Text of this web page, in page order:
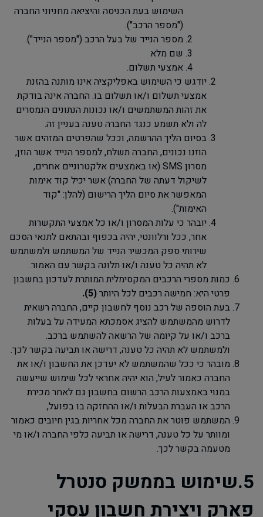
השימוש בעת הכניסה והיציאה מחניוני החברה
("מספר הרכב").
מספר הנייד של בעל הרכב ("מספר הנייד").
שם מלא
אמצעי תשלום.
יודגש כי השימוש באפליקציה אינו מותנה בהזנת
אמצעי תשלום ו/או תשלום בו. החברה אינה בודקת
את זהות המשתמשים ו/או נכונות הנתונים הנמסרים
לה ולא תשמע כנגד החברה טענה בעניין זה.
בסיום הליך ההרשמה, וככל שהפרטים המזהים אשר
הוזנו נכונים, החברה תשלח, למספר הנייד אשר הוזן,
מסרון SMS (או באמצעים אלקטרוניים אחרים,
לשיקול דעתה של החברה) אשר יכיל קוד אימות
המאפשר את סיום הליך הרישום (להלן: "קוד
האימות").
יובהר כי עלות המסרון ו/או כל אמצעי התקשרות
אחר, ככל ורלוונטי, יהיה בכפוף ובהתאם לתנאי הסכם
שירותי ספק המכשיר הנייד של המשתמש ולמשתמש
לא תהיה כל טענה ו/או תלונה בקשר עם האמור.
כמות מספרי הרכבים המקסימלית המותרת לעדכון בחשבון
פרטי היא: חמישה רכבים לכל היותר(5)
.
בעת הוספה של רכב נוסף לחשבון קיים, החברה רשאית
לדרוש מהמשתמש להציג אסמכתא המעידה על בעלות
ברכב ו/או על קיומה של הרשאה להשתמש ברכב.
ולמשתמש לא תהיה כל טענה, דרישה או תביעה בקשר לכך.
מובהר כי ככל שהמשתמש לא יעדכן את החשבון ו/או את
החברה כאמור לעיל, הוא יהיה אחראי לכל שימוש שייעשה
במנוי באמצעות הרכב הרשום בחשבון גם לאחר מכירת
הרכב או העברת הבעלות ו/או ההחזקה בו בפועל,.
המשתמש פוטר את החברה מכל אחריות בגין חיובים כאמור
ומוותר על כל טענה, דרישה או תביעה כלפי החברה ו/או מי
מטעמה בקשר לכך.
5.שימוש בממשק סנטרל
פארק ויצירת חשבון עסקי